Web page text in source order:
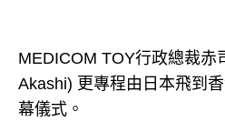
MEDICOM TOY行政總裁赤
Akashi) 更專程由日本飛到
幕儀式。